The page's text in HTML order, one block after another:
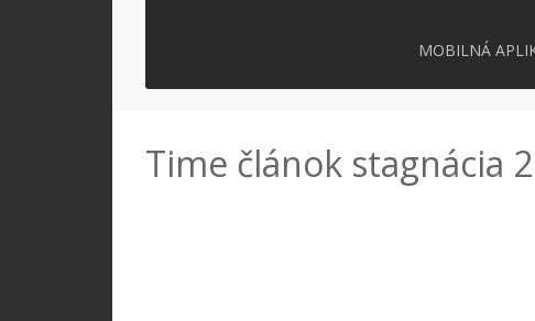
MOBILNÁ
Time článok stagnácia 2